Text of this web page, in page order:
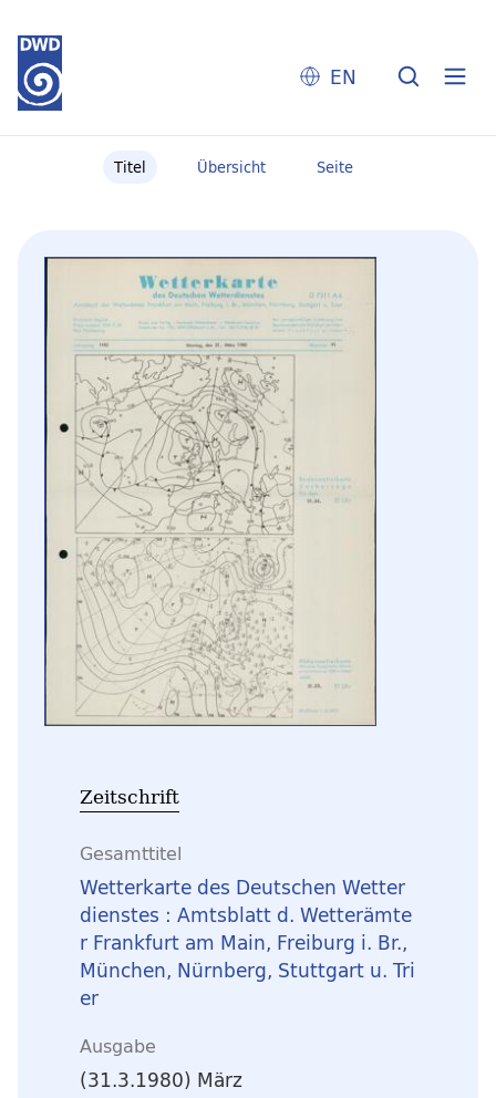
EN
Titel Übersicht Seite
Zeitschrift
Gesamttitel
Wetterkarte des Deutschen Wetter
dienstes : Amtsblatt d. Wetterämte
r Frankfurt am Main, Freiburg i. Br.,
München, Nürnberg, Stuttgart u. Tri
er
Ausgabe
(31.3.1980) März